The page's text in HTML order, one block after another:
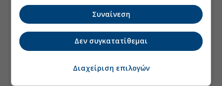
Συναίνεση
Δεν συγκατατίθεμαι
Διαχείριση επιλογών